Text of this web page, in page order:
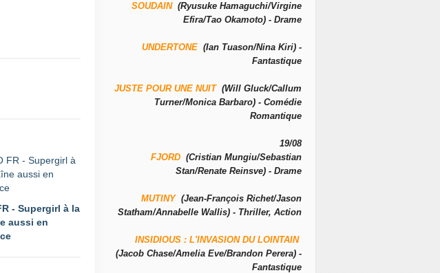
- Supergirl à la
aussi en
SOUDAIN(Ryusuke Hamaguchi/Virgine
Efira/Tao Okamoto) - Drame
UNDERTONE (Ian Tuason/Nina Kiri) -
Fantastique
JUSTE POUR UNE NUIT(Will Gluck/Callum
Turner/Monica Barbaro) - Comédie
Romantique
19/08
FJORD (Cristian Mungiu/Sebastian
Stan/Renate Reinsve) - Drame
MUTINY(Jean-François Richet/Jason
Statham/Annabelle Wallis) - Thriller, Action
INSIDIOUS : L'INVASION DU LOINTAIN
(Jacob Chase/Amelia Eve/Brandon Perera) -
Fantastique